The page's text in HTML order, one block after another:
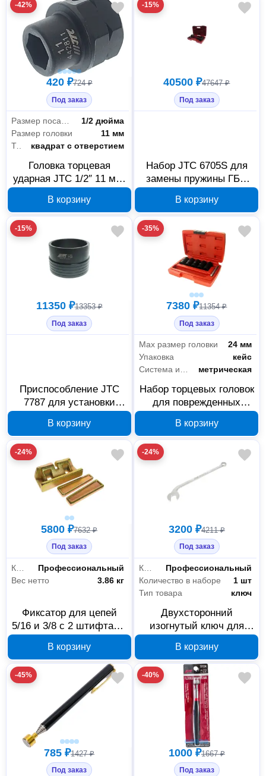
-42%
420 ₽724 ₽
Под заказ
Размер посадки
1/2 дюйма
Размер головки
11 мм
Тип крепления
квадрат с отверстием
Головка торцевая
ударная JTC 1/2″ 11 мм,
В корзину
-15%
40500 ₽47647 ₽
Под заказ
Набор JTC 6705S для
замены пружины ГБЦ
В корзину
-15%
11350 ₽13353 ₽
Под заказ
Приспособление JTC
7787 для установки
SCANIA 112/113/114
574861
В корзину
-35%
7380 ₽11354 ₽
Под заказ
Max размер головки
24 мм
Упаковка
кейс
метрическая
Набор торцевых головок
для поврежденных
предметов, 1/2 дюйма
В корзину
-24%
5800 ₽7632 ₽
Под заказ
Профессиональный
Вес нетто
3.86 кг
Фиксатор для цепей
5/16 и 3/8 с 2 штифтами
В корзину
-24%
3200 ₽4211 ₽
Под заказ
Класс товара
Профессиональный
Количество в наборе
1 шт
Тип товара
ключ
Двухсторонний
изогнутый ключ для
16 мм VW/Audi JTC
4322 754432
В корзину
-45%
785 ₽1427 ₽
Под заказ
-40%
1000 ₽1667 ₽
Под заказ